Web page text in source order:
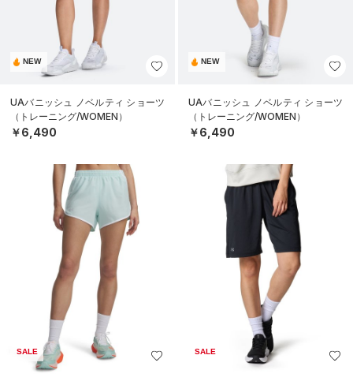
NEW
UAバニッシュ ノベルティ ショーツ
（トレーニング/WOMEN）
￥6,490
NEW
UAバニッシュ ノベルティ ショーツ
（トレーニング/WOMEN）
￥6,490
SALE SALE